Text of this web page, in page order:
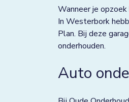
Elst
Emmen
Wanneer je
In Westerbork
Plan. Bij deze
onderhouden.
Auto